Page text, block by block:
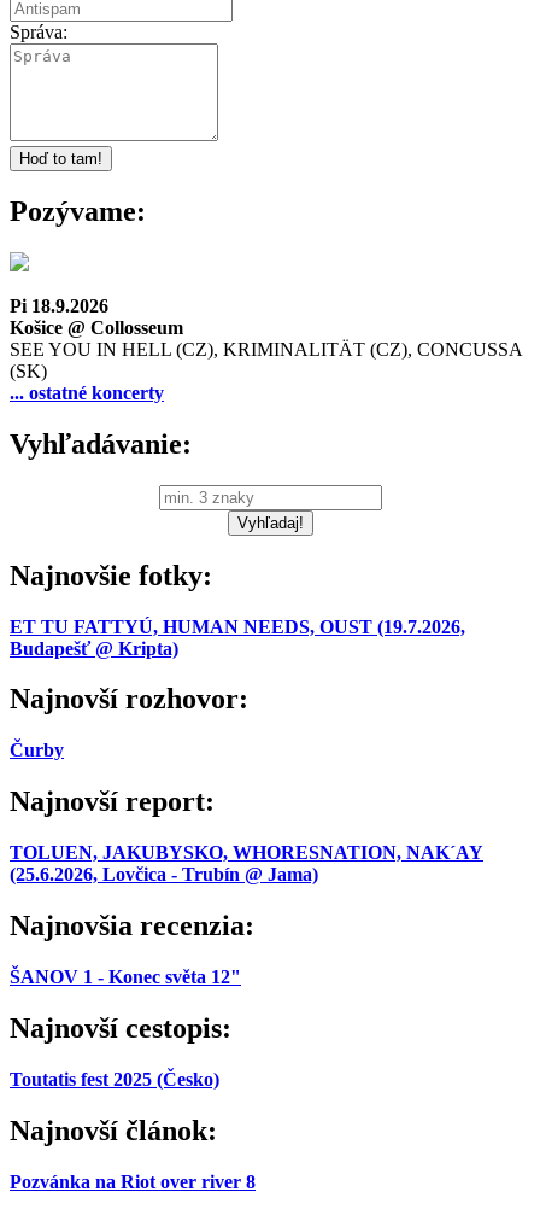
Správa:
Pozývame:
Pi 18.9.2026
Košice @ Collosseum
SEE YOU IN HELL (CZ), KRIMINALITÄT (CZ), CONCUSSA
(SK)
... ostatné koncerty
Vyhľadávanie:
Najnovšie fotky:
ET TU FATTYÚ, HUMAN NEEDS, OUST (19.7.2026,
Budapešť @ Kripta)
Najnovší rozhovor:
Čurby
Najnovší report:
TOLUEN, JAKUBYSKO, WHORESNATION, NAK´AY
(25.6.2026, Lovčica - Trubín @ Jama)
Najnovšia recenzia:
ŠANOV 1 - Konec světa 12"
Najnovší cestopis:
Toutatis fest 2025 (Česko)
Najnovší článok:
Pozvánka na Riot over river 8